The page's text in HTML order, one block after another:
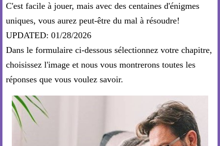
C'est facile à jouer, mais avec des centaines d'énigmes
uniques, vous aurez peut-être du mal à résoudre!
UPDATED: 01/28/2026
Dans le formulaire ci-dessous sélectionnez votre chapitre,
choisissez l'image et nous vous montrerons toutes les
réponses que vous voulez savoir.